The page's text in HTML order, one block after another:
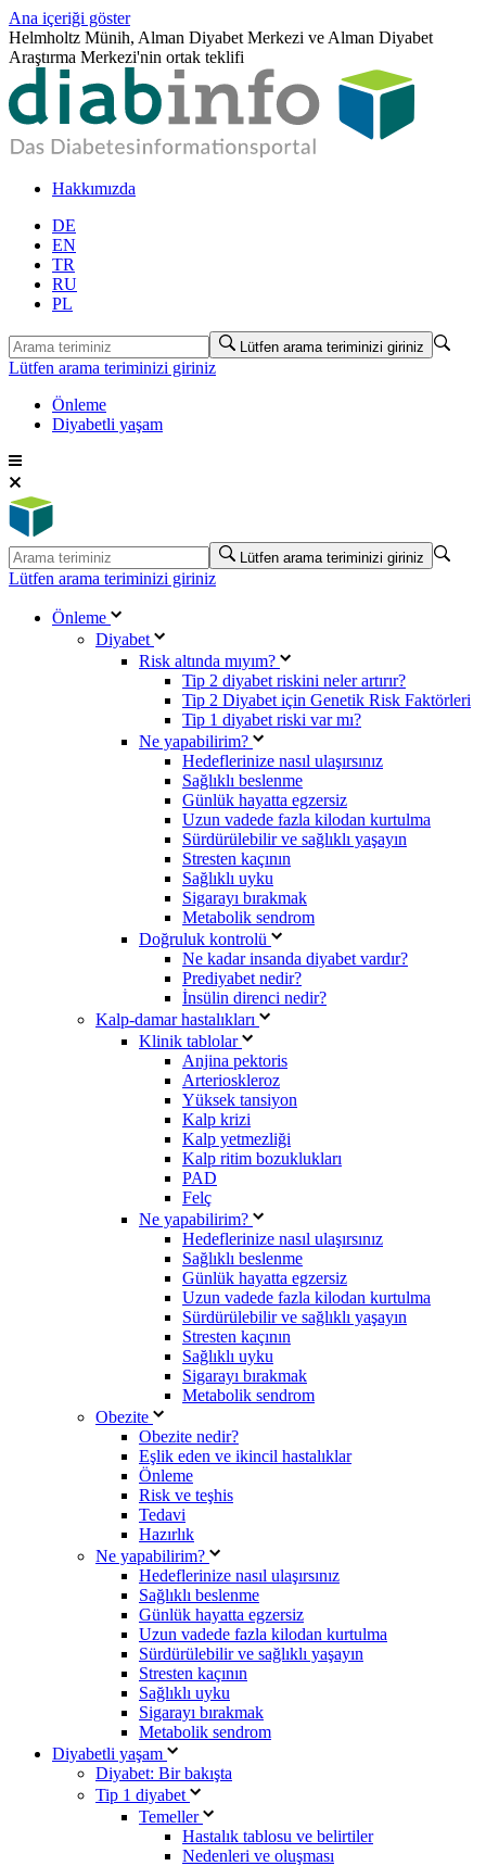
Ana içeriği göster
Helmholtz Münih, Alman Diyabet Merkezi ve Alman Diyabet
Araştırma Merkezi'nin ortak teklifi
Hakkımızda
DE
EN
TR
RU
PL
Lütfen arama teriminizi giriniz
Lütfen arama teriminizi giriniz
Önleme
Diyabetli yaşam
Lütfen arama teriminizi giriniz
Lütfen arama teriminizi giriniz
Önleme
Diyabet
Risk altında mıyım?
Tip 2 diyabet riskini neler artırır?
Tip 2 Diyabet için Genetik Risk Faktörleri
Tip 1 diyabet riski var mı?
Ne yapabilirim?
Hedeflerinize nasıl ulaşırsınız
Sağlıklı beslenme
Günlük hayatta egzersiz
Uzun vadede fazla kilodan kurtulma
Sürdürülebilir ve sağlıklı yaşayın
Stresten kaçının
Sağlıklı uyku
Sigarayı bırakmak
Metabolik sendrom
Doğruluk kontrolü
Ne kadar insanda diyabet vardır?
Prediyabet nedir?
İnsülin direnci nedir?
Kalp-damar hastalıkları
Klinik tablolar
Anjina pektoris
Arterioskleroz
Yüksek tansiyon
Kalp krizi
Kalp yetmezliği
Kalp ritim bozuklukları
PAD
Felç
Ne yapabilirim?
Hedeflerinize nasıl ulaşırsınız
Sağlıklı beslenme
Günlük hayatta egzersiz
Uzun vadede fazla kilodan kurtulma
Sürdürülebilir ve sağlıklı yaşayın
Stresten kaçının
Sağlıklı uyku
Sigarayı bırakmak
Metabolik sendrom
Obezite
Obezite nedir?
Eşlik eden ve ikincil hastalıklar
Önleme
Risk ve teşhis
Tedavi
Hazırlık
Ne yapabilirim?
Hedeflerinize nasıl ulaşırsınız
Sağlıklı beslenme
Günlük hayatta egzersiz
Uzun vadede fazla kilodan kurtulma
Sürdürülebilir ve sağlıklı yaşayın
Stresten kaçının
Sağlıklı uyku
Sigarayı bırakmak
Metabolik sendrom
Diyabetli yaşam
Diyabet: Bir bakışta
Tip 1 diyabet
Temeller
Hastalık tablosu ve belirtiler
Nedenleri ve oluşması